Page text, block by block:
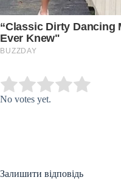
Rate this item:
No votes yet.
Залишити відповідь